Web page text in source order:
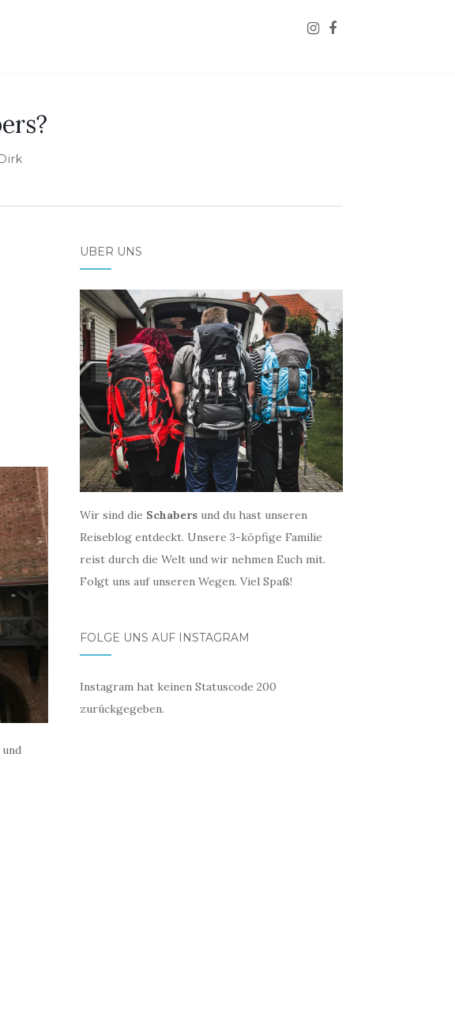
ÜBER UNS
Wir sind die Schabersund du hast unseren
Reiseblog entdeckt. Unsere 3-köpfige Familie
reist durch die Welt und wir nehmen Euch mit.
Folgt uns auf unseren Wegen. Viel Spaß!
FOLGE UNS AUF INSTAGRAM
Instagram hat keinen Statuscode 200
zurückgegeben.